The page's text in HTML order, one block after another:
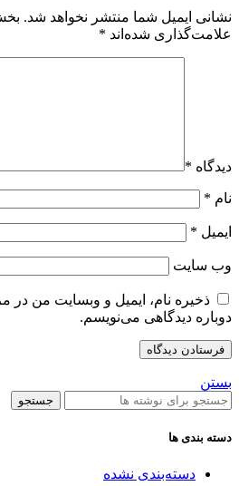
نشانی ایمیل شما منتشر نخواهد شد.
علامت‌گذاری شده‌اند *
دیدگاه *
نام *
ایمیل *
وب‌ سایت
ذخیره نام، ایمیل و وبسایت من در
دوباره دیدگاهی می‌نویسم.
بستن
جستجو
دسته بندی ها
دسته‌بندی نشده